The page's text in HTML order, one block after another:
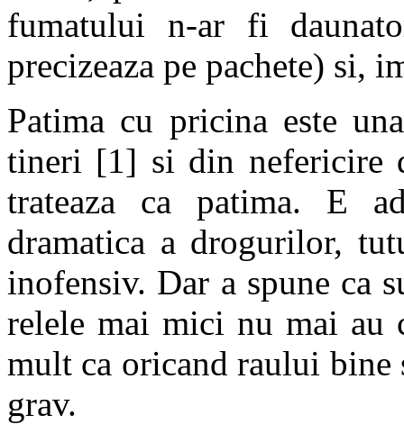
fumatului n-ar fi
precizeaza pe pachete) si,
Patima cu pricina este
tineri [1] si din nefericire
trateaza ca patima. E
dramatica a drogurilor,
inofensiv. Dar a spune ca
relele mai mici nu mai au
mult ca oricand raului bine
grav.